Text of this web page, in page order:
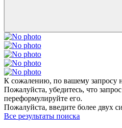
К сожалению, по вашему запросу
Пожалуйста, убедитесь, что
переформулируйте его.
Пожалуйста, введите более двух
Все результаты поиска